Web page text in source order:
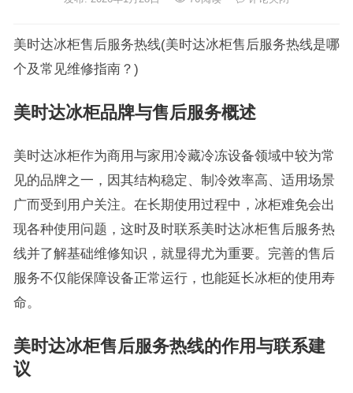
美时达冰柜售后服务热线(美时达冰柜售后服务热线是哪
个及常见维修指南？)
美时达冰柜品牌与售后服务概述
美时达冰柜作为商用与家用冷藏冷冻设备领域中较为常
见的品牌之一，因其结构稳定、制冷效率高、适用场景
广而受到用户关注。在长期使用过程中，冰柜难免会出
现各种使用问题，这时及时联系美时达冰柜售后服务热
线并了解基础维修知识，就显得尤为重要。完善的售后
服务不仅能保障设备正常运行，也能延长冰柜的使用寿
命。
美时达冰柜售后服务热线的作用与联系建
议